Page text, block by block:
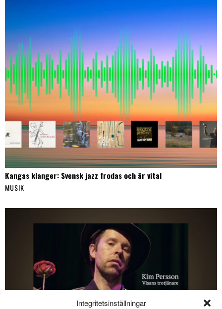
Integritetsinställningar
Kangas klanger: Svensk jazz frodas och är vital
MUSIK